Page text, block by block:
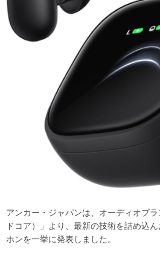
アンカー・ジャパンは、オーディオブ
ドコア）」より、最新の技術を詰め込
ホンを一挙に発表しました。